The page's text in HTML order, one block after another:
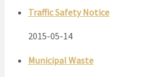
Traffic Safety Notice
2015-05-14
Municipal Waste